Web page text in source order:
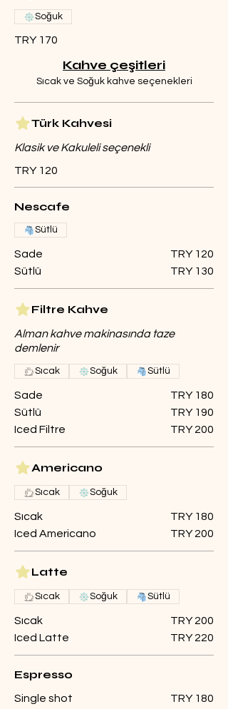
TRY 170
Soğuk
Kahve çeşitleri
Sıcak ve Soğuk kahve seçenekleri
Türk Kahvesi
Klasik ve Kakuleli seçenekli
TRY 120
Nescafe
Sade
TRY 120
Sütlü
TRY 130
Sütlü
Filtre Kahve
Alman kahve makinasında taze
demlenir
Sade
TRY 180
Sütlü
TRY 190
Iced Filtre
TRY 200
Sıcak Soğuk Sütlü
Americano
Sıcak
TRY 180
Iced Americano
TRY 200
Sıcak Soğuk
Latte
Sıcak
TRY 200
Iced Latte
TRY 220
Sıcak Soğuk Sütlü
Espresso
Single shot
TRY 180